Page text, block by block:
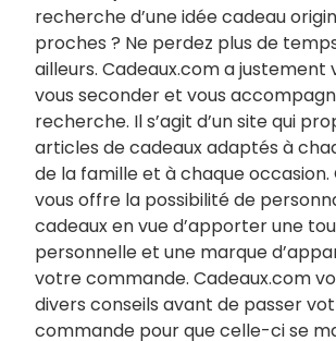
recherche d’une idée cadeau
proches ? Ne perdez plus de
ailleurs. Cadeaux.com a justement
vous seconder et vous
recherche. Il s’agit d’un site qui
articles de cadeaux adaptés à
de la famille et à chaque occasion.
vous offre la possibilité de
cadeaux en vue d’apporter une
personnelle et une marque
votre commande. Cadeaux.com
divers conseils avant de passer
commande pour que celle-ci se